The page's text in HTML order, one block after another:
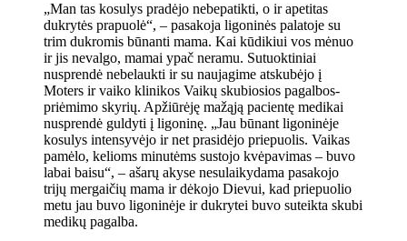
„Man tas kosulys pradėjo nebepatikti, o ir apetitas
dukrytės prapuolė“, – pasakoja ligoninės palatoje su
trim dukromis būnanti mama. Kai kūdikiui vos mėnuo
ir jis nevalgo, mamai ypač neramu. Sutuoktiniai
nusprendė nebelaukti ir su naujagime atskubėjo į
Moters ir vaiko klinikos Vaikų skubiosios pagalbos-
priėmimo skyrių. Apžiūrėję mažąją pacientę medikai
nusprendė guldyti į ligoninę. „Jau būnant ligoninėje
kosulys intensyvėjo ir net prasidėjo priepuolis. Vaikas
pamėlo, kelioms minutėms sustojo kvėpavimas – buvo
labai baisu“, – ašarų akyse nesulaikydama pasakojo
trijų mergaičių mama ir dėkojo Dievui, kad priepuolio
metu jau buvo ligoninėje ir dukrytei buvo suteikta skubi
medikų pagalba.